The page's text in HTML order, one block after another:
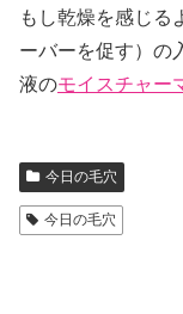
もし乾燥を感じる
ーバーを促す）の
液のモイスチャー
今日の毛穴
今日の毛穴